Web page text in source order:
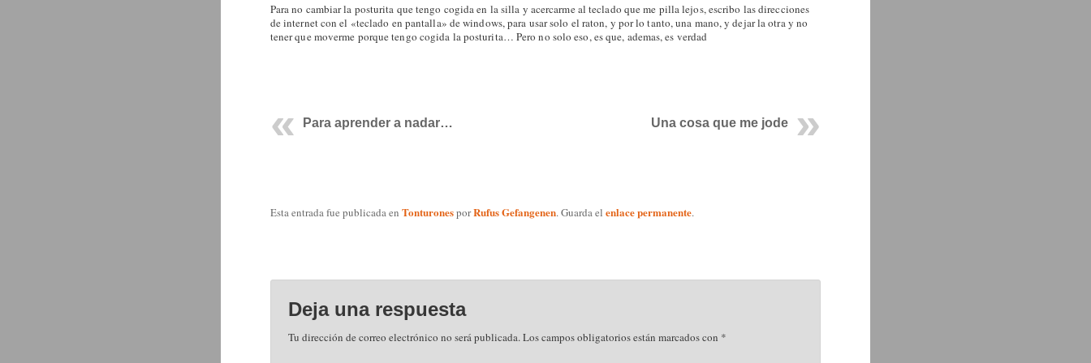
Para no cambiar la posturita que tengo cogida en la silla y acercarme al teclado que me pilla lejos, escribo las direcciones
de internet con el «teclado en pantalla» de windows, para usar solo el raton, y por lo tanto, una mano, y dejar la otra y no
tener que moverme porque tengo cogida la posturita… Pero no solo eso, es que, ademas, es verdad
Para aprender a nadar… Una cosa que me jode
Esta entrada fue publicada en TonturonesporRufus Gefangenen. Guarda el enlace permanente.
Deja una respuesta
Tu dirección de correo electrónico no será publicada.Los campos obligatorios están marcados con *